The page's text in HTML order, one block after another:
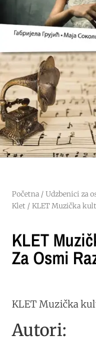
Početna / Udzbenici za
Klet / KLET Muzička
KLET
Za Osmi
KLET Muzička
Autori: